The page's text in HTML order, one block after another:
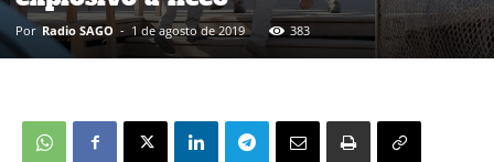
Por Radio SAGO - 1 de agosto de 2019 383